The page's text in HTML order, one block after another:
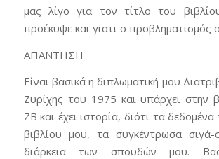
μας λίγο για τον τίτλο του
προέκυψε και γιατι ο προβληματισμός
ΑΠΑΝΤΗΣΗ
Είναι βασικά η διπλωματική μου
Ζυρίχης του 1975 και υπάρχει στην
ΖΒ και έχει ιστορία, διότι τα δεδομένα
βιβλίου μου, τα συγκέντρωσα σιγά-
διάρκεια των σπουδών μου.